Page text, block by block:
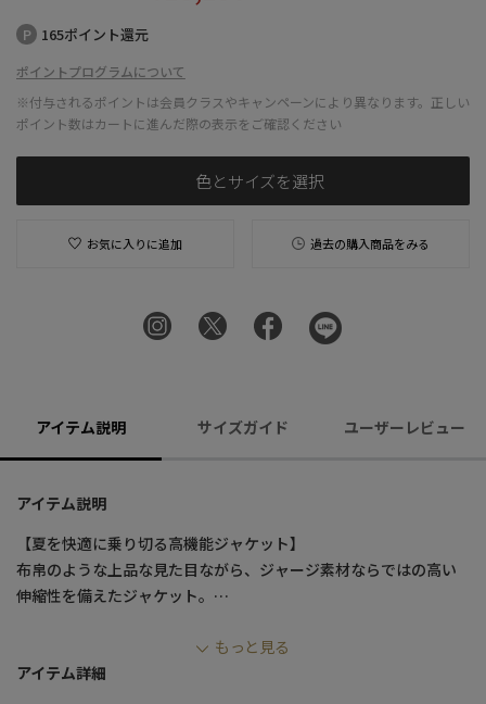
165ポイント還元
ポイントプログラムについて
※付与されるポイントは会員クラスやキャンペーンにより異なります。正しい
ポイント数はカートに進んだ際の表示をご確認ください
色とサイズを選択
お気に入りに追加 過去の購入商品をみる
アイテム説明 サイズガイド ユーザーレビュー
アイテム説明
【夏を快適に乗り切る高機能ジャケット】
布帛のような上品な見た目ながら、ジャージ素材ならではの高い
伸縮性を備えたジャケット。
もっと見る
アイテム詳細